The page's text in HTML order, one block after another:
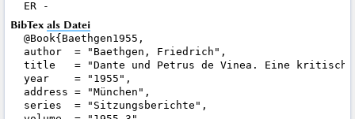
BibTex als Datei
@Book{Baethgen1955,
author  = "Baethgen, Friedrich",
title   = "Dante und Petrus de Vinea. Eine kritische
year    = "1955",
address = "München",
series  = "Sitzungsberichte",